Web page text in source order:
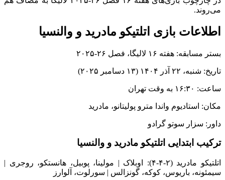
می‌روند.
اطلاعات بازی اتلتیکو مادرید و والنسیا
بستر مسابقه: هفته ۱۶ لالیگا، فصل ۲۶-۲۰۲۵
تاریخ: شنبه، ۲۲ آذر ۱۴۰۴ (۱۳ دسامبر ۲۰۲۵)
ساعت: ۱۶:۳۰ به وقت تهران
مکان: استادیوم واندا مترو پولیتانو، مادرید
داور: سزار سوتو گرادو
ترکیب ابتدایی اتلتیکو مادرید و والنسیا
اتلتیکو مادرید (۲-۴-۴): اوبلاک | مولینا، پوبیل، هانستکو، روجری |
سیمئونه، باریوس، کوکه، گونزالس | سورلوت، آلوارز